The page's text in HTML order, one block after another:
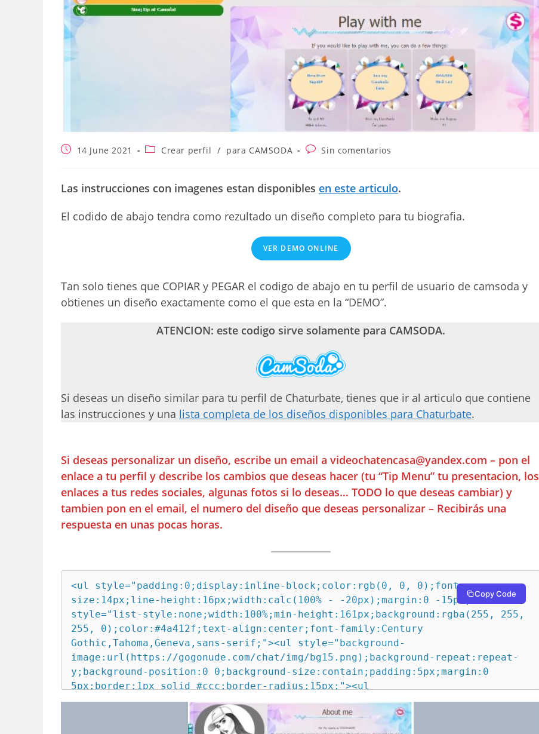
Publicación
entrada:
14 June 2021
Categoría
entrada:
Crear perfil / para CAMSODA
Comentarios
Sin comentarios
Las instrucciones con imagenes estan disponibles en este articulo.
El codido de abajo tendra como rezultado un diseño completo para tu biografia.
VER DEMO ONLINE
Tan solo tienes que COPIAR y PEGAR el codigo de abajo en tu perfil de usuario de camsoda y
obtienes un diseño exactamente como el que esta en la “DEMO”.
ATENCION: este codigo sirve solamente para CAMSODA.
Si deseas un diseño similar para tu perfil de Chaturbate, tienes que ir al articulo que contiene
las instrucciones y una lista completa de los diseños disponibles para Chaturbate.
Si deseas personalizar un diseño, escribe un email a videochatencasa@yandex.com – pon el
enlace a tu perfil y describe los cambios que deseas hacer (tu “Tip Menu” tu presentacion, los
enlaces a tus redes sociales, algunas fotos si lo deseas… TODO lo que deseas cambiar) y
tambien pon en el email, el numero del diseño que deseas personalizar – Recibirás una
respuesta en unas pocas horas.
<ul style="padding:0;display:inline-block;color:rgb(0, 0, 0);font-size:14px;line-height:16px;width:calc(100% - -20px);margin:0 -15px;"><li style="list-style:none;width:100%;min-height:161px;background:rgba(255, 255, 255, 0);color:#4a412f;text-align:center;font-family:Century Gothic,Tahoma,Geneva,sans-serif;"><ul style="background-image:url(https://gogonude.com/chat/img/bg15.png);background-repeat:repeat-y;background-position:0 0;background-size:contain;padding:5px;margin:0 5px;border:1px solid #ccc;border-radius:15px;"><ul style="padding:0;display:inline-flex;width:calc(100% - 40px);margin:0px 20px 0px 20px;height:auto;background:#00000014;border-radius:15px;color:#900;font-family:Century Gothic,Tahoma,Geneva,sans-serif;"><ul style="list-style:none;padding:10px;width:33%;"><ul style="padding:0;list-style:none;position:initial;position:-webkit-sticky;top:0;"><li style="list-style:none;width:100%;display:inline-flex;"><p style="background-color:#777;color:#fff;font-size:18px;font-weight:bold;width:100%;margin:1px;border-radius:300px;"><img src="https://gogonude.com/chat/img/face.jpg" style="border-radius:200px;margin:auto;height:inherit;width:inherit;max-width:390px;max-height:390px;"></p></li><li style="list-style:none;width:100%;display:inline-flex;"><p style="background-image:url(https://gogonude.com/chat/img/atwitter.png);background-size:contain;background-repeat:no-repeat;background-position-x:10px;background-position-y:center;background-color:#10adc1;color:#fff;font-size:18px;font-weight:bold;width:100%;margin:1px;height:44px;border-radius:40px;"><a href="https://twitter.com" style="color:#fff;text-decoration:none;"><span style="display:block;padding:10px 0px 10px 40px;font-style:normal;"> Follow Me on Twitter</span></a></p></li><li style="list-style:none;width:100%;display:inline-flex;"><p style="background-image:url(https://gogonude.com/chat/img/ainstagram.png);background-size:contain;background-repeat:no-repeat;background-position-x:10px;background-position-y:center;background-color:#ec6e6e;color:#fff;font-size:18px;font-weight:bold;width:100%;margin:1px;height:44px;border-radius:40px;"><a href="https://instagram.com" style="color:#fff;text-decoration:none;"><span style="display:block;padding:10px 0px 10px 40px;font-style:normal;"> Follow Me on Instagram</span></a></p></li><li style="list-style:none;width:100%;display:inline-flex;"><p style="background-image:url(https://gogonude.com/chat/img/fanclub.png);background-size:contain;background-repeat:no-repeat;background-position-x:10px;background-position-y:center;background-color:#ffb939;color:#fff;font-size:18px;font-weight:bold;width:100%;margin:1px;height:44px;border-radius:40px;"><a href="https://www.camsoda.com/?id=videochatencasa&type=REV&join_form=1" style="color:#fff;text-decoration:none;"><span style="display:block;padding:10px 0px 10px 40px;font-style:normal;"> Join My Fan Club!</span></a></p></li><li style="list-style:none;width:100%;display:inline-flex;"><p style="background-image:url(https://gogonude.com/chat/img/chat.png);background-size:contain;background-repeat:no-repeat;background-position-x:10px;background-position-y:center;background-color:#1c841a;color:#fff;font-size:18px;font-weight:bold;width:100%;margin:1px;height:44px;border-radius:40px;"><a href="https://www.camsoda.com/?id=videochatencasa&type=REV&join_form=1" style="color:#fff;text-decoration:none;"><span style="display:block;padding:10px 0px 10px 40px;font-style:normal;"> Sing Up at Casoda!</span></a></p></li></ul></ul><ul style="list-style:none;padding:10px;width:66%;"><li style="width:100%;max-width:1200px;min-height:161px;background:rgba(255, 255, 255, 0);color:#4a412f;text-align:center;font-family:Century Gothic,Tahoma,Geneva,sans-serif;"><ul style="background-image:url(https://gogonude.com/chat/img/bg15.png);background-repeat:repeat-y;background-position:0 0;background-size:cover;padding:5px;margin:0 5px;border:1px solid #ccc;border-radius:15px;"><br><p style="width:100%;font-size:3vw;margin:auto;line-height:4vw;background-image:url(https://gogonude.com/chat/img/37.png);background-repeat:no-repeat;background-position:99% 0;background-size:contain;"> About me</p><p style="margin-top:-10px;width:100%;clear:both;"><img src="https://gogonude.com/chat/img/s13.png" style="max-height:62px;width:100%;max-width:680px;"></p><p style="font-size:20px;margin:auto;line-height:25px;color:#444;"><br>Hi! My name is USERNAME.<br><br>My room is an extremely passionate and sensual place filled with mistery, desire and a lot of fun.<br>I love exploring my sexuality and chatting with nice people here.<br>Iam very open and permisive person, ho love to be on front of the webcam and make you crazy with my body and my top show.<br><br>I don't like negativity. I am doing my best to smile and make your day a little bit better while you are in my room, so please play along and look at the bright side.<br>I believe that I'm different and that I will find a way to make it worth your while spending time with me, if you only let me.<br><br>Your support and love makes my dreams come true, and for this I THANK YOU. </p></ul><img src="https://gogonude.com/chat/img/s9.png" style="max-height:85px;width:94%;max-width:940px;clear:both;"></li><li style="width:100%;max-width:1200px;min-height:161px;background:rgba(255, 255, 255, 0);color:#4a412f;text-align:center;font-family:Century Gothic,Tahoma,Geneva,sans-serif;"><ul style="background-image:url(https://gogonude.com/chat/img/bg15.png);background-repeat:repeat-y;background-position:0 0;background-size:cover;padding:5px;margin:0 5px;border:1px solid #ccc;border-radius:15px;"><br><p style="width:100%;font-size:3vw;margin:auto;line-height:4vw;background-image:url(https://gogonude.com/chat/img/38.png);background-repeat:no-repeat;background-position:99% 0;background-size:contain;"> Play with me</p><p style="margin-top:-10px;width:100%;clear:both;"><img src="https://gogonude.com/chat/img/s13.png" style="max-height:62px;width:100%;max-width:680px;"></p><p style="padding:0 10px;font-size:20px;margin:auto;line-height:25px;color:#444;">If you would like to play with me, you can do a few things:</p><ul style="display:inline-block;margin:0px 0px 5px 0px;padding:0px;"><li style="width:220px;margin:2px;display:inline-block;text-align:center;background:#00000017;padding:10px;border-radius:10px;"><a href="https://www.camsoda.com/?id=videochatencasa&type=REV&join_form=1" style="color:#2196F3;text-decoration:none;"><ul style="padding:0px;margin:0px;background-image:url(https://gogonude.com/chat/img/11b.png);background-repeat:no-repeat;background-position:0 0;background-size:contain;height:230px;"><p style="padding:65px 0 0 0;line-height:25px;color:#2196F3;text-decoration:none;font-weight:bold;"> New User<br>SignUP</p></ul></a><p style="margin:0px auto;line-height:25px;">To get 50<br>FREE tokens.</p></li><li style="width:220px;margin:2px;display:inline-block;text-align:center;background:#00000017;padding:10px;border-radius:10px;"><a href="https://www.camsoda.com/?id=videochatencasa&type=REV&join_form=1" style="color:#2196F3;text-decoration:none;"><ul style="padding:0px;margin:0px;background-image:url(https://gogonude.com/chat/img/11b.png);background-repeat:no-repeat;background-position:0 0;background-size:contain;height:230px;"><p style="padding:65px 0 0 0;line-height:25px;color:#2196F3;text-decoration:none;font-weight:bold;"> Join my<br>CamSoda<br>Fans</p></ul></a><p style="margin:0px auto;line-height:25px;">Visit my CamSoda<br>fan page.<br></p></li><li style="width:220px;margin:2px;display:inline-block;text-align:center;background:#00000017;padding:10px;border-radius:10px;"><a href="https://amazon.com" style="color:#2196F3;text-decoration:none;"><ul style="padding:0px;margin:0px;background-image:url(https://gogonude.com/chat/img/11b.png);background-repeat:no-repeat;background-position:0 0;background-size:contain;height:230px;"><p style="padding:65px 0 0 0;line-height:25px;color:#2196F3;text-decoration:none;font-weight:bold;"> AMAZON<br>Wish List</p></ul></a><p style="margin:0px auto;line-height:25px;">Make me happy.<br>!!!</p></li></ul></ul><img src="https://gogonude.com/chat/img/s9.png" style="max-height:85px;width:94%;max-width:940px;clear:both;"></li><li style="width:100%;max-width:1200px;min-height:161px;background:rgba(255, 255, 255, 0);color:#4a412f;text-align:center;font-family:Century Gothic,Tahoma,Geneva,sans-serif;"><ul style="background-image:url(https://gogonude.com/chat/img/bg15.png);background-repeat:repeat-y;background-position:0 0;background-size:cover;padding:5px;margin:0 5px;border:1px solid #ccc;border-radius:15px;"><br><p style="width:100%;font-size:3vw;margin:auto;line-height:4vw;background-image:url(https://gogonude.com/chat/img/38.png);background-repeat:no-repeat;background-position:99% 0;background-size:contain;"> Lovense toy respond to tips</p><p style="margin-top:-10px;width:100%;clear:both;"><img src="https://gogonude.com/chat/img/s13.png" style="max-height:62px;width:100%;max-width:680px;"></p><p style="clear:both;padding:0 10px;font-size:20px;margin:auto;line-height:25px;color:#444;">Models can create their own levels. Here are my levels</p><p style="margin:5px auto;clear:both;text-align:center;"><a href="https://www.lovense.com/r/215ydk"><img src="https://gogonude.com/chat/img/19-26.png" style="display:block;width:100%;max-width:720px;max-height:120px;padding:0px;background-color:#eb2c8c;border:0;margin:auto auto;border:1px solid #4f5c88;border-radius:320px;"></a></p><ul style="padding:0;display:inline-block;width:calc(100% - 40px);margin:0px 20px 0px 20px;height:auto;background:#00000014;border-radius:15px;color:#900;font-family:Century Gothic,Tahoma,Geneva,sans-serif;"><ul style="list-style:none;padding:1%;margin:0;float:left;width:48%;min-width:380px;"><li style="list-style:none;width:100%;display:inline-flex;height:auto;"><p style="width:100%;margin:1px;"></p><p style="background-color:#777;color:#fff;font-size:18px;font-weight:bold;width:100%;ma
Copy Code